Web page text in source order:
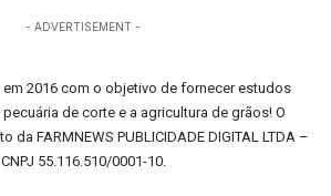
- ADVERTISEMENT -
em 2016 com o objetivo de fornecer estudos
de corte e a agricultura de grãos! O
da FARMNEWS PUBLICIDADE DIGITAL LTDA –
CNPJ 55.116.510/0001-10.